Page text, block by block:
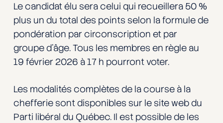
Le candidat élu sera celui qui recueillera 50 %
plus un du total des points selon la formule de
pondération par circonscription et par
groupe d’âge. Tous les membres en règle au
19 février 2026 à 17 h pourront voter.
Les modalités complètes de la course à la
chefferie sont disponibles sur le site web du
Parti libéral du Québec. Il est possible de les